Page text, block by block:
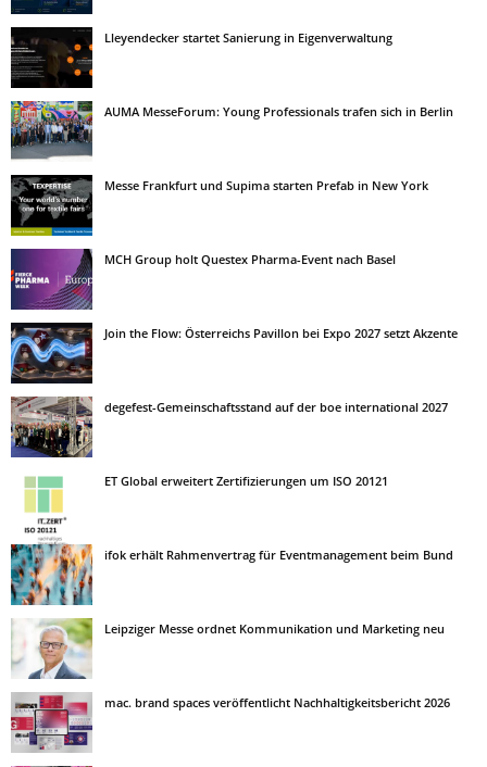
Lleyendecker startet Sanierung in Eigenverwaltung
AUMA MesseForum: Young Professionals trafen sich in Berlin
Messe Frankfurt und Supima starten Prefab in New York
MCH Group holt Questex Pharma-Event nach Basel
Join the Flow: Österreichs Pavillon bei Expo 2027 setzt Akzente
degefest-Gemeinschaftsstand auf der boe international 2027
ET Global erweitert Zertifizierungen um ISO 20121
ifok erhält Rahmenvertrag für Eventmanagement beim Bund
Leipziger Messe ordnet Kommunikation und Marketing neu
mac. brand spaces veröffentlicht Nachhaltigkeitsbericht 2026